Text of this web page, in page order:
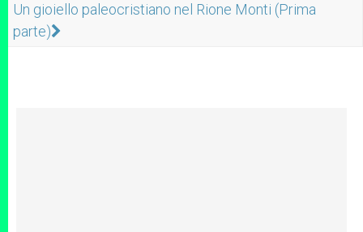
Un gioiello paleocristiano nel Rione Monti (Prima
parte)